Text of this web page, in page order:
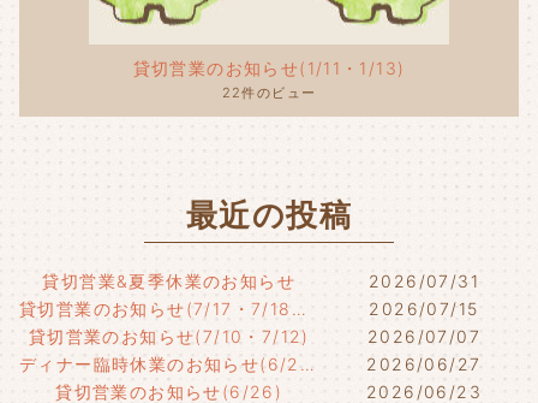
貸切営業のお知らせ(1/11・1/13)
22件のビュー
最近の投稿
貸切営業&夏季休業のお知らせ
2026/07/31
貸切営業のお知らせ(7/17・7/18・7/21)
2026/07/15
貸切営業のお知らせ(7/10・7/12)
2026/07/07
ディナー臨時休業のお知らせ(6/29)
2026/06/27
貸切営業のお知らせ(6/26)
2026/06/23